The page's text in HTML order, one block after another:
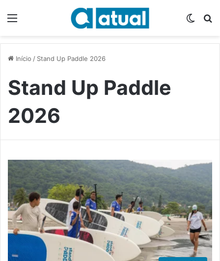
Início / Stand Up Paddle 2026
Stand Up Paddle
2026